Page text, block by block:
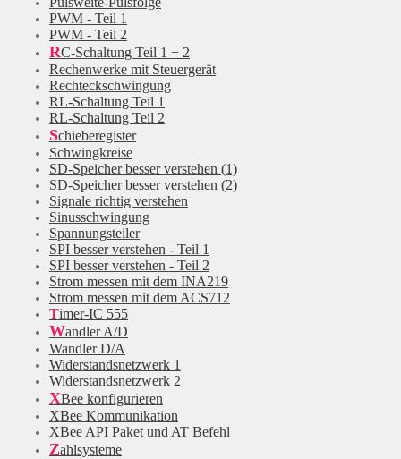
PWM - Teil 1
PWM - Teil 2
RC-Schaltung Teil 1 + 2
Rechenwerke mit Steuergerät
Rechteckschwingung
RL-Schaltung Teil 1
RL-Schaltung Teil 2
Schieberegister
Schwingkreise
SD-Speicher besser verstehen (1)
SD-Speicher besser verstehen (2)
Signale richtig verstehen
Sinusschwingung
Spannungsteiler
SPI besser verstehen - Teil 1
SPI besser verstehen - Teil 2
Strom messen mit dem INA219
Strom messen mit dem ACS712
Timer-IC 555
Wandler A/D
Wandler D/A
Widerstandsnetzwerk 1
Widerstandsnetzwerk 2
XBee konfigurieren
XBee Kommunikation
XBee API Paket und AT Befehl
Zahlsysteme